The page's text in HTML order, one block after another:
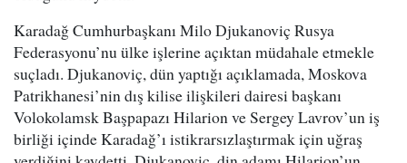
Karadağ Cumhurbaşkanı Milo Djukanoviç Rusya
Federasyonu’nu ülke işlerine açıktan müdahale etmekle
suçladı. Djukanoviç, dün yaptığı açıklamada, Moskova
Patrikhanesi’nin dış kilise ilişkileri dairesi başkanı
Volokolamsk Başpapazı Hilarion ve Sergey Lavrov’un iş
birliği içinde Karadağ’ı istikrarsızlaştırmak için uğraş